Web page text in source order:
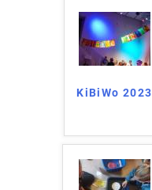
KiBiWo 2023